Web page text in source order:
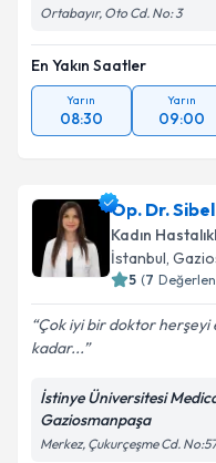
Ortabayır, Oto Cd. No: 3
En Yakın Saatler
Yarın
08:30
Yarın
09:00
Op. Dr.
Kadın
İstanbul,
5 (7
Çok iyi bir doktor herşeyi
kadar...
İstinye Üniversitesi
Gaziosmanpaşa
Merkez, Çukurçeşme Cd.